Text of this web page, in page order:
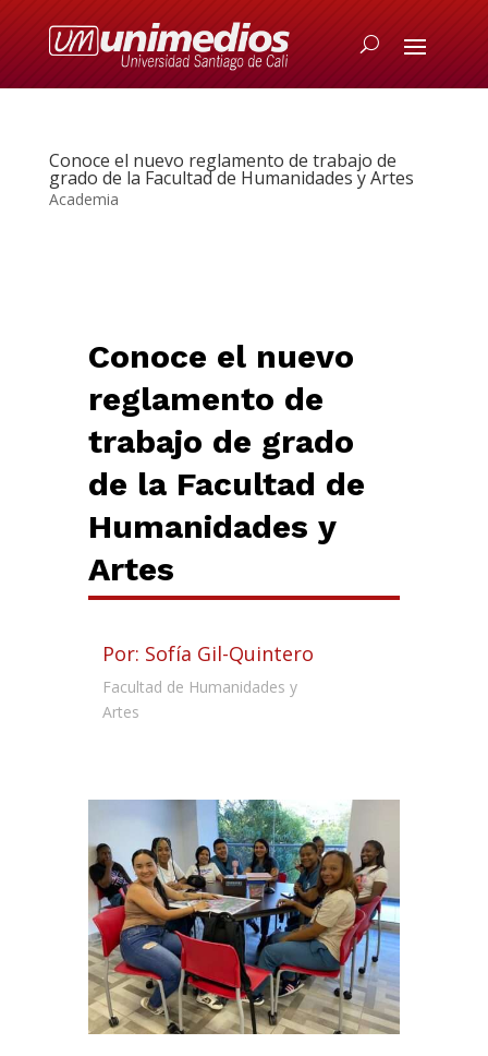
Conoce el nuevo reglamento de trabajo de
grado de la Facultad de Humanidades y Artes
Academia
Conoce el nuevo
reglamento de
trabajo de grado
de la Facultad de
Humanidades y
Artes
Por: Sofía Gil-Quintero
Facultad de Humanidades y
Artes